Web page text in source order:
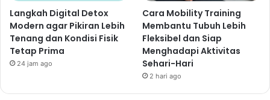
Langkah Digital Detox
Modern agar Pikiran Lebih
Tenang dan Kondisi Fisik
Tetap Prima
24 jam ago
Cara Mobility Training
Membantu Tubuh Lebih
Fleksibel dan Siap
Menghadapi Aktivitas
Sehari-Hari
2 hari ago